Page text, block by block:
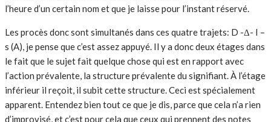
l’heure d’un certain nom et que je laisse pour l’instant réservé.
Les procès donc sont simultanés dans ces quatre trajets: D -Δ- I –
s (A), je pense que c’est assez appuyé. Il y a donc deux étages dans
le fait que le sujet fait quelque chose qui est en rapport avec
l’action prévalente, la structure prévalente du signifiant. À l’étage
inférieur il reçoit, il subit cette structure. Ceci est spécialement
apparent. Entendez bien tout ce que je dis, parce que cela n’a rien
d’improvisé, et c’est pour cela que ceux qui prennent des notes